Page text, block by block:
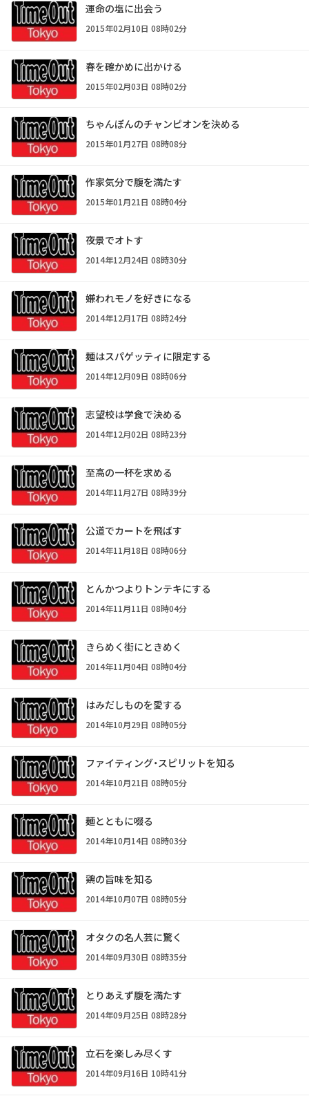
運命の塩に出会う
2015年02月10日 08時02分
春を確かめに出かける
2015年02月03日 08時02分
ちゃんぽんのチャンピオンを決める
2015年01月27日 08時08分
作家気分で腹を満たす
2015年01月21日 08時04分
夜景でオトす
2014年12月24日 08時30分
嫌われモノを好きになる
2014年12月17日 08時24分
麺はスパゲッティに限定する
2014年12月09日 08時06分
志望校は学食で決める
2014年12月02日 08時23分
至高の一杯を求める
2014年11月27日 08時39分
公道でカートを飛ばす
2014年11月18日 08時06分
とんかつよりトンテキにする
2014年11月11日 08時04分
きらめく街にときめく
2014年11月04日 08時04分
はみだしものを愛する
2014年10月29日 08時05分
ファイティング・スピリットを知る
2014年10月21日 08時05分
麺とともに啜る
2014年10月14日 08時03分
鶏の旨味を知る
2014年10月07日 08時05分
オタクの名人芸に驚く
2014年09月30日 08時35分
とりあえず腹を満たす
2014年09月25日 08時28分
立石を楽しみ尽くす
2014年09月16日 10時41分